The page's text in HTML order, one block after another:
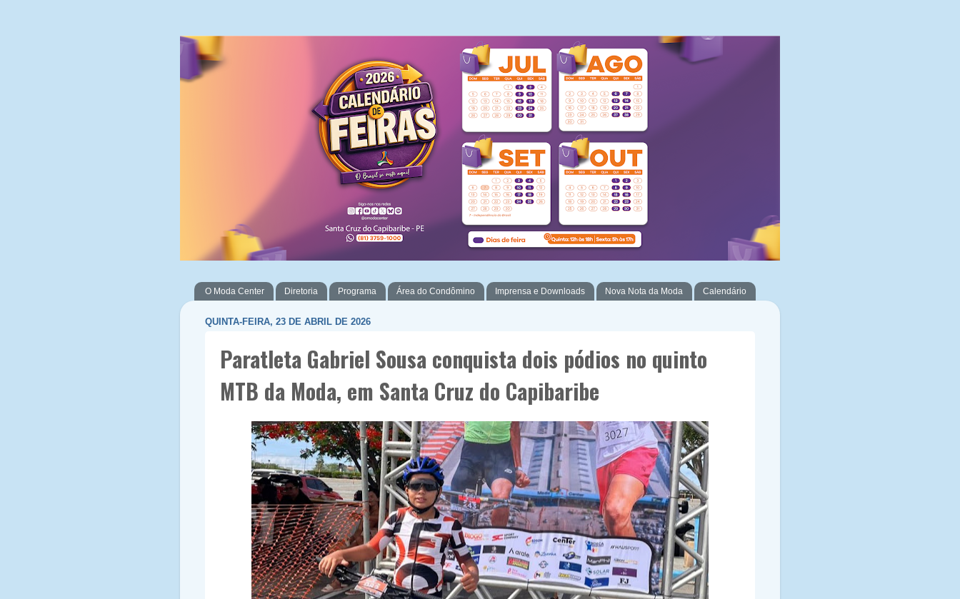
O Moda Center Diretoria Programa Área do Condômino Imprensa e Downloads Nova Nota da Moda Calendário
QUINTA-FEIRA, 23 DE ABRIL DE 2026
Paratleta Gabriel Sousa conquista dois pódios no quinto
MTB da Moda, em Santa Cruz do Capibaribe